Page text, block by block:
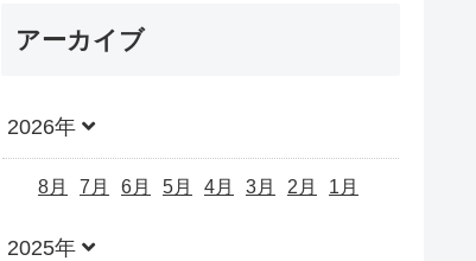
アーカイブ
2026年
8月 7月 6月 5月 4月 3月 2月 1月
2025年